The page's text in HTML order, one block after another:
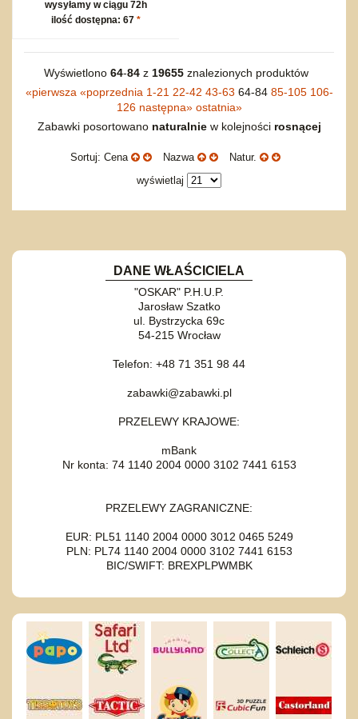
wysyłamy w ciągu 72h
ilość dostępna: 67 *
Wyświetlono 64-84z 19655znalezionych produktów
«pierwsza «poprzednia 1-21 22-42 43-63 64-84 85-105 106-
126 następna» ostatnia»
Zabawki posortowano naturalniew kolejności rosnącej
Sortuj: Cena Nazwa
Natur.
wyświetlaj
DANE WŁAŚCICIELA
"OSKAR" P.H.U.P.
Jarosław Szatko
ul. Bystrzycka 69c
54-215 Wrocław
Telefon: +48 71 351 98 44
zabawki@zabawki.pl
PRZELEWY KRAJOWE:
mBank
Nr konta: 74 1140 2004 0000 3102 7441 6153
PRZELEWY ZAGRANICZNE:
EUR: PL51 1140 2004 0000 3012 0465 5249
PLN: PL74 1140 2004 0000 3102 7441 6153
BIC/SWIFT: BREXPLPWMBK